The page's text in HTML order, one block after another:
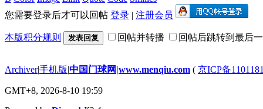
您需要登录后才可以回帖 登录 | 注册会员
本版积分规则 发表回复 回帖并转播 回帖后跳转到最后
Archiver|手机版|中国门球网|www.menqiu.com ( 京ICP备
GMT+8, 2026-8-10 19:59